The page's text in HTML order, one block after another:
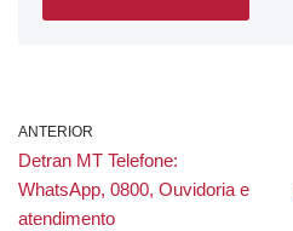
ANTERIOR
Detran MT Telefone:
WhatsApp, 0800, Ouvidoria e
atendimento